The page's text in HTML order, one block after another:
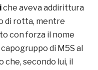
che aveva addirittura
di rotta, mentre
con forza il nome
di M5S al
secondo lui, il